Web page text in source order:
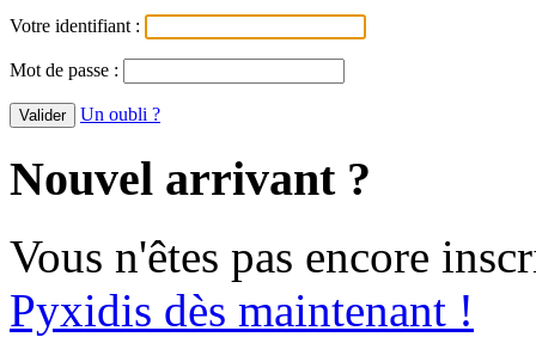
Votre identifiant :
Mot de passe :
Un oubli ?
Nouvel arrivant ?
Vous n'êtes pas encore
Pyxidis dès maintenant !